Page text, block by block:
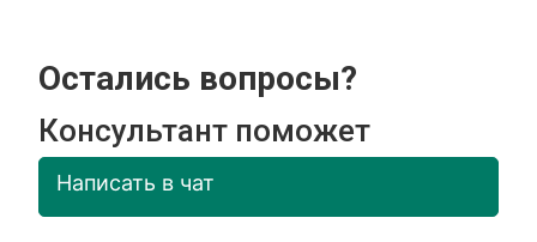
Остались вопросы?
Консультант поможет
Написать в чат